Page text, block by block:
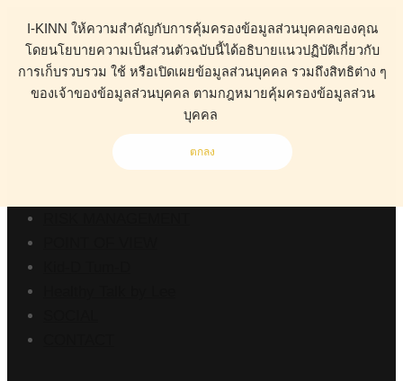
I-KINN ให้ความสำคัญกับการคุ้มครองข้อมูลส่วนบุคคลของคุณ
โดยนโยบายความเป็นส่วนตัวฉบับนี้ได้อธิบายแนวปฏิบัติเกี่ยวกับ
การเก็บรวบรวม ใช้ หรือเปิดเผยข้อมูลส่วนบุคคล รวมถึงสิทธิต่าง ๆ
ของเจ้าของข้อมูลส่วนบุคคล ตามกฎหมายคุ้มครองข้อมูลส่วน
บุคคล
ตกลง
ABOUT
BUSINESS
WORK CLINIC